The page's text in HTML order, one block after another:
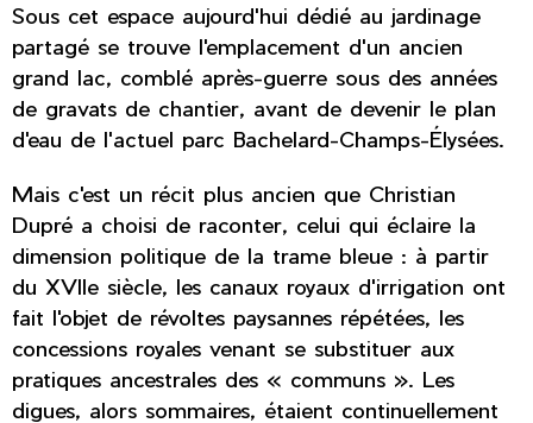
Sous cet espace aujourd'hui dédié au jardinage
partagé se trouve l'emplacement d'un ancien
grand lac, comblé après-guerre sous des années
de gravats de chantier, avant de devenir le plan
d'eau de l'actuel parc Bachelard-Champs-Élysées.
Mais c'est un récit plus ancien que Christian
Dupré a choisi de raconter, celui qui éclaire la
dimension politique de la trame bleue : à partir
du XVIIe siècle, les canaux royaux d'irrigation ont
fait l'objet de révoltes paysannes répétées, les
concessions royales venant se substituer aux
pratiques ancestrales des « communs ». Les
digues, alors sommaires, étaient continuellement